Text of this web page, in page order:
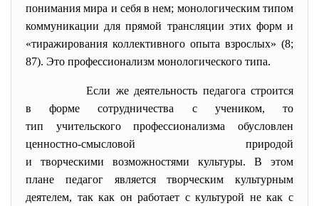
понимания мира и себя в нем; монологическим типом
коммуникации для прямой трансляции этих форм и
«тиражирования коллективного опыта взрослых» (8;
87). Это профессионализм монологического типа.
Если же деятельность педагога строится
в форме сотрудничества с учеником, то
тип учительского профессионализма обусловлен
ценностно-смысловой природой
и творческими возможностями культуры. В этом
плане педагог является творческим культурным
деятелем, так как он работает с культурой не как с